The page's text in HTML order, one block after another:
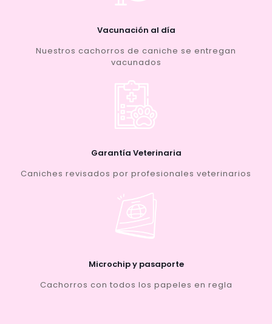
Vacunación al día
Nuestros cachorros de caniche se entregan
vacunados
Garantía Veterinaria
Caniches revisados por profesionales veterinarios
Microchip y pasaporte
Cachorros con todos los papeles en regla